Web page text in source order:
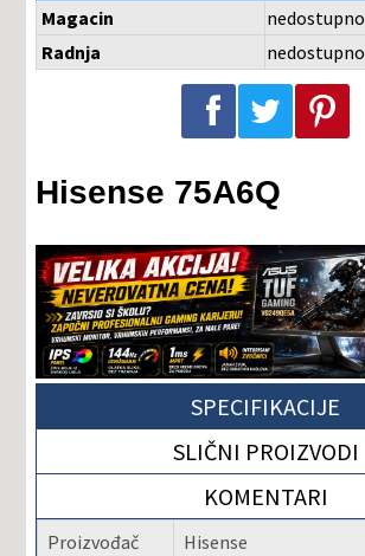
Magacin
nedostupno
Radnja
nedostupno
Podeli na Facebook-u Podeli na Twitter-u Podeli na Pinterest-u
Hisense 75A6Q
SPECIFIKACIJE
SLIČNI PROIZVODI
KOMENTARI
Proizvođač Hisense